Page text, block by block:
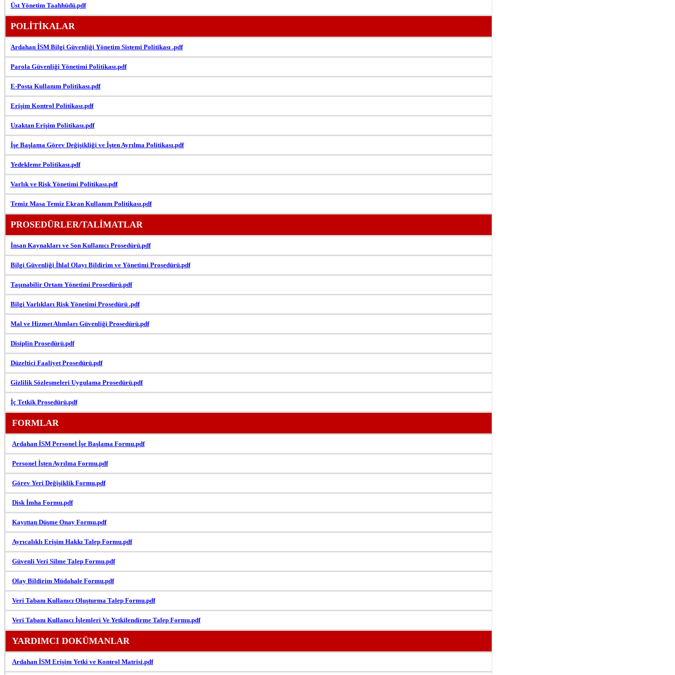
Üst Yönetim Taahhüdü.pdf
POLİTİKALAR
Ardahan İSM Bilgi Güvenliği Yönetim Sistemi Politikası .pdf
Parola Güvenliği Yönetimi Politikası.pdf
E-Posta Kullanım Politikası.pdf
Erişim Kontrol Politikası.pdf
Uzaktan Erişim Politikası.pdf
İşe Başlama Görev Değişikliği ve İşten Ayrılma Politikası.pdf
Yedekleme Politikası.pdf
Varlık ve Risk Yönetimi Politikası.pdf
Temiz Masa Temiz Ekran Kullanım Politikası.pdf
PROSEDÜRLER/TALİMATLAR
İnsan Kaynakları ve Son Kullanıcı Prosedürü.pdf
Bilgi Güvenliği İhlal Olayı Bildirim ve Yönetimi Prosedürü.pdf
Taşınabilir Ortam Yönetimi Prosedürü.pdf
Bilgi Varlıkları Risk Yönetimi Prosedürü .pdf
Mal ve Hizmet Alımları Güvenliği Prosedürü.pdf
Disiplin Prosedürü.pdf
Düzeltici Faaliyet Prosedürü.pdf
Gizlilik Sözleşmeleri Uygulama Prosedürü.pdf
İç Tetkik Prosedürü.pdf
FORMLAR
Ardahan İSM Personel İşe Başlama Formu.pdf
Personel İşten Ayrılma Formu.pdf
Görev Yeri Değişiklik Formu.pdf
Disk İmha Formu.pdf
Kayıttan Düşme Onay Formu.pdf
Ayrıcalıklı Erişim Hakkı Talep Formu.pdf
Güvenli Veri Silme Talep Formu.pdf
Olay Bildirim Müdahale Formu.pdf
Veri Tabanı Kullanıcı Oluşturma Talep Formu.pdf
Veri Tabanı Kullanıcı İşlemleri Ve Yetkilendirme Talep Formu.pdf
YARDIMCI DOKÜMANLAR
Ardahan İSM Erişim Yetki ve Kontrol Matrisi.pdf